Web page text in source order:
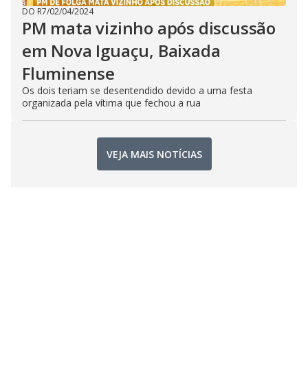
DO R7/02/04/2024
PM mata vizinho após discussão
em Nova Iguaçu, Baixada
Fluminense
Os dois teriam se desentendido devido a uma festa
organizada pela vítima que fechou a rua
VEJA MAIS NOTÍCIAS